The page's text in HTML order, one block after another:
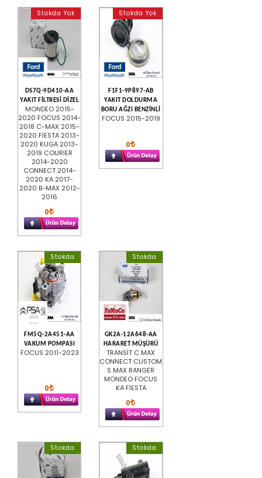
Stokda Yok
DS7Q-9D410-AA
YAKIT FİLTRESİ DİZEL
MONDEO 2015-
2020 FOCUS 2014-
2018 C-MAX 2015-
2020 FİESTA 2013-
2020 KUGA 2013-
2019 COURİER
2014-2020
CONNECT 2014-
2020 KA 2017-
2020 B-MAX 2012-
2016
0
Stokda Yok
F1F1-9P897-AB
YAKIT DOLDURMA
BORU AĞZI BENZİNLİ
FOCUS 2015-2019
0
Stokda
FM5Q-2A451-AA
VAKUM POMPASI
FOCUS 2011-2023
0
Stokda
GK2A-12A648-AA
HARARET MÜŞÜRÜ
TRANSİT C MAX
CONNECT CUSTOM
S MAX RANGER
MONDEO FOCUS
KA FİESTA
0
Stokda Stokda